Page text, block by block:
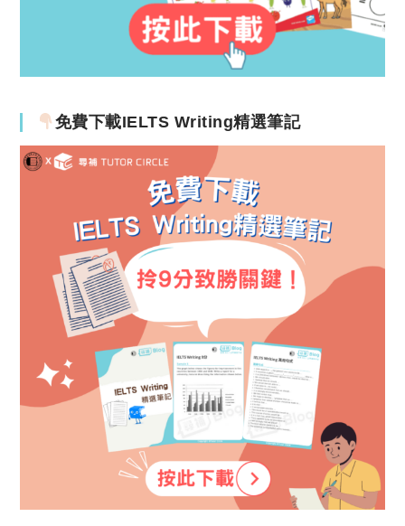
免費下載IELTS Writing精選筆記